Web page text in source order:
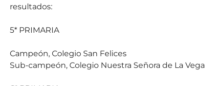
resultados:
5* PRIMARIA
Campeón, Colegio San Felices
Sub-campeón, Colegio Nuestra Señora de La Vega